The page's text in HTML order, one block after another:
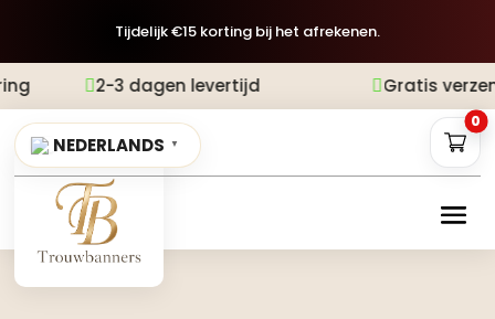
Tijdelijk €15 korting bij het afrekenen.
levertijd Gratis verzending 
NEDERLANDS ▼
0